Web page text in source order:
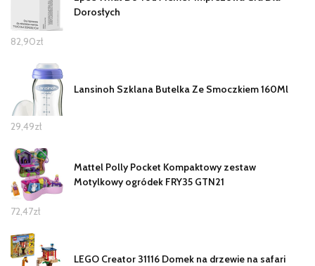
Dorosłych
82,90zł
Lansinoh Szklana Butelka Ze Smoczkiem 160Ml
29,49zł
Mattel Polly Pocket Kompaktowy zestaw
Motylkowy ogródek FRY35 GTN21
72,47zł
LEGO Creator 31116 Domek na drzewie na safari